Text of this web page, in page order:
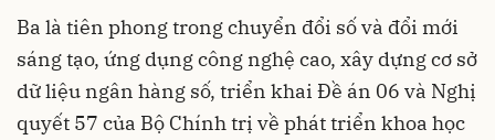
Ba là tiên phong trong chuyển đổi số và đổi mới
sáng tạo, ứng dụng công nghệ cao, xây dựng cơ sở
dữ liệu ngân hàng số, triển khai Đề án 06 và Nghị
quyết 57 của Bộ Chính trị về phát triển khoa học